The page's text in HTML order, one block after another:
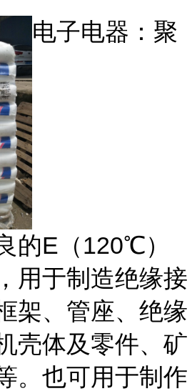
电子电器：聚
的E（120℃）
用于制造绝缘接
架、管座、绝缘
壳体及零件、矿
。也可用于制作